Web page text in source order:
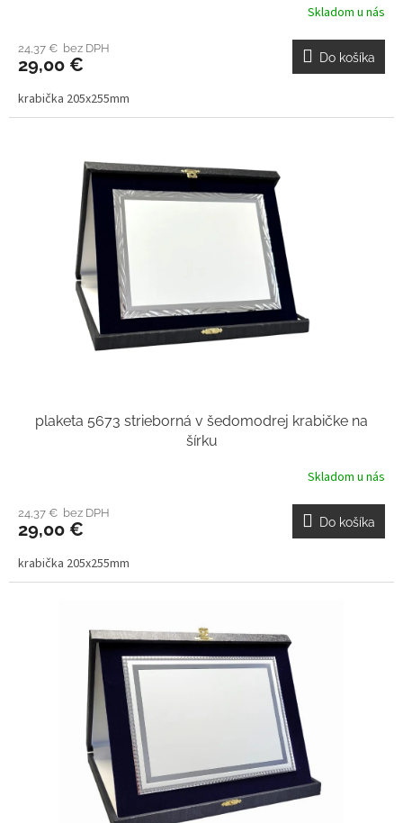
Skladom u nás
24,37 € bez DPH
29,00 € Do košíka
krabička 205x255mm
plaketa 5673 strieborná v šedomodrej krabičke na
šírku
Skladom u nás
24,37 € bez DPH
29,00 € Do košíka
krabička 205x255mm